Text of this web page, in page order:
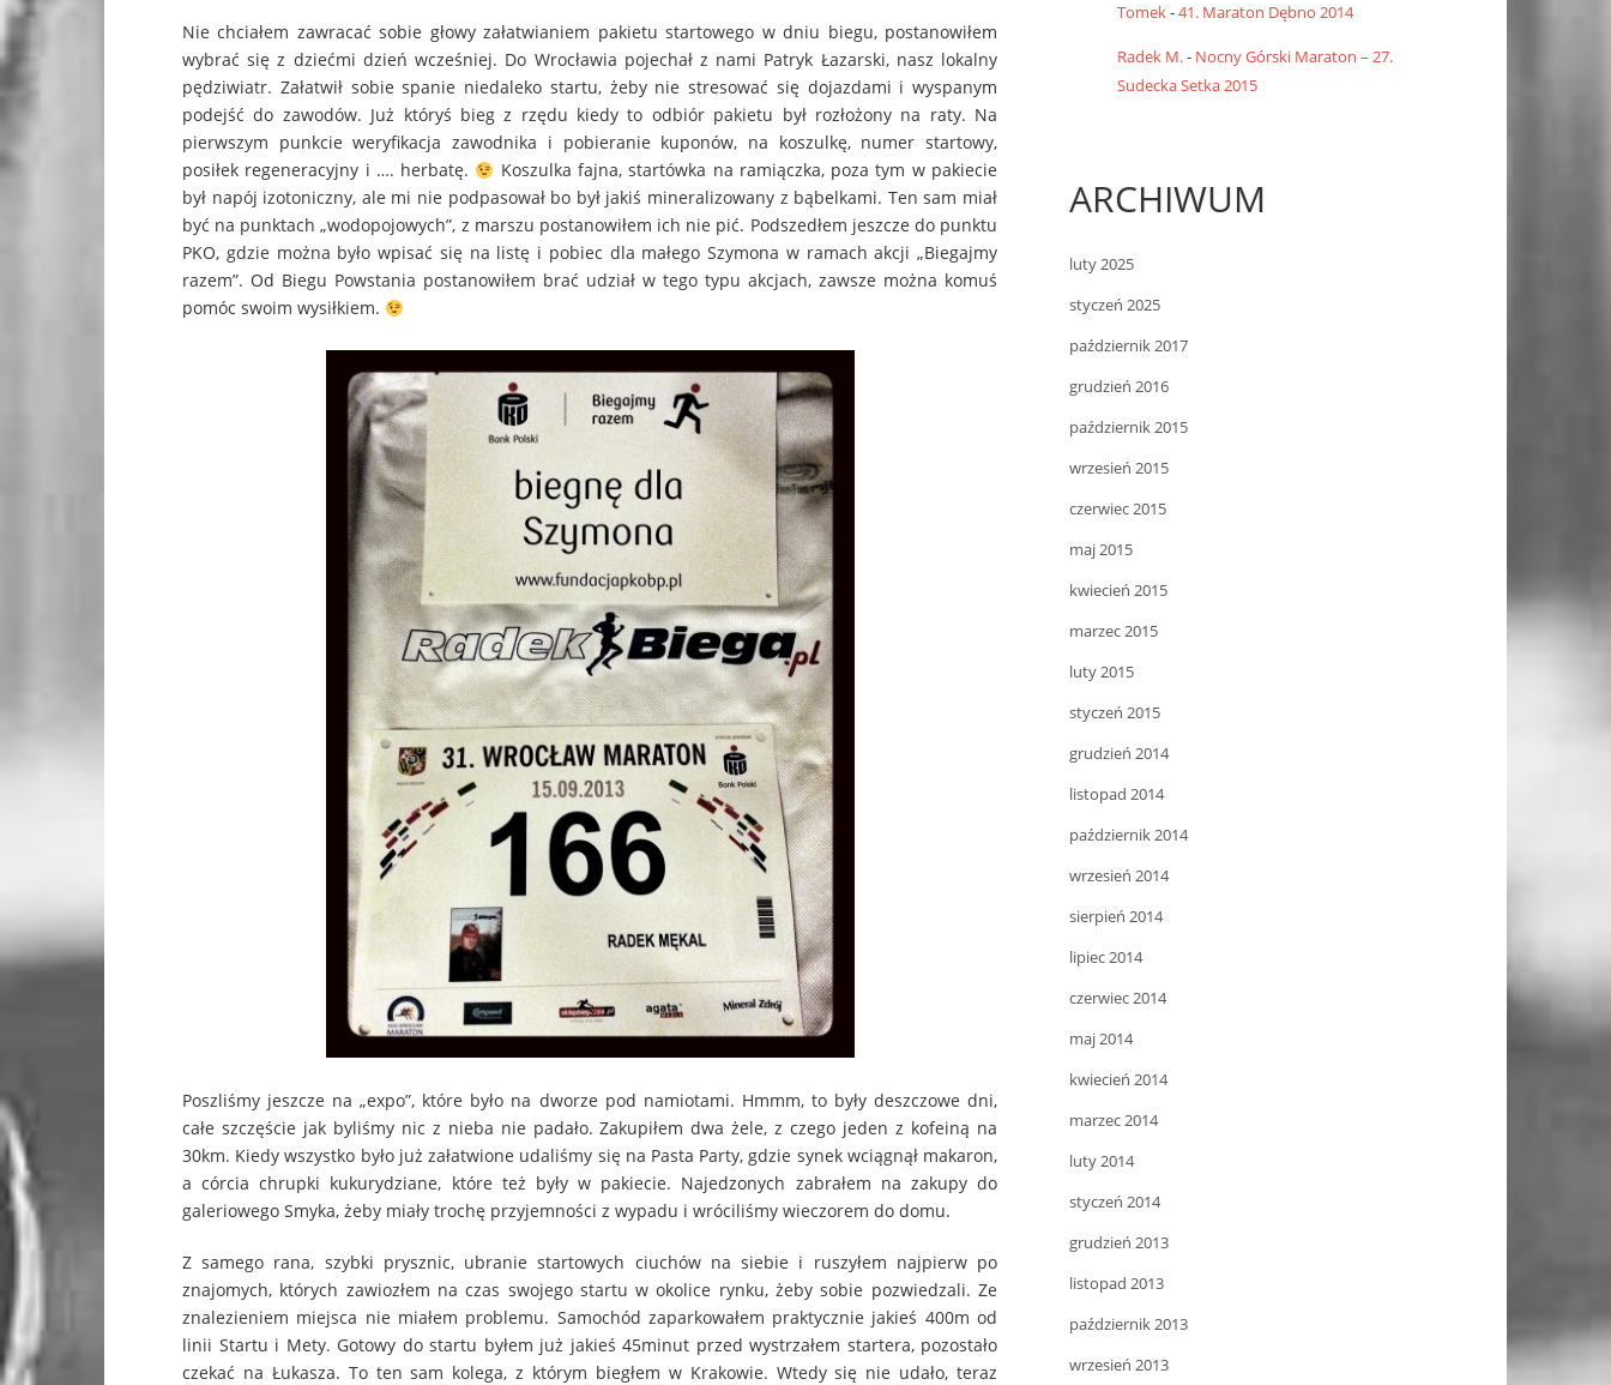
Nie chciałem zawracać sobie głowy załatwianiem pakietu startowego w dniu biegu, postanowiłem
wybrać się z dziećmi dzień wcześniej. Do Wrocławia pojechał z nami Patryk Łazarski, nasz lokalny
pędziwiatr. Załatwił sobie spanie niedaleko startu, żeby nie stresować się dojazdami i wyspanym
podejść do zawodów. Już któryś bieg z rzędu kiedy to odbiór pakietu był rozłożony na raty. Na
pierwszym punkcie weryfikacja zawodnika i pobieranie kuponów, na koszulkę, numer startowy,
posiłek regeneracyjny i …. herbatę.
Koszulka fajna, startówka na ramiączka, poza tym w pakiecie
był napój izotoniczny, ale mi nie podpasował bo był jakiś mineralizowany z bąbelkami. Ten sam miał
być na punktach „wodopojowych”, z marszu postanowiłem ich nie pić. Podszedłem jeszcze do punktu
PKO, gdzie można było wpisać się na listę i pobiec dla małego Szymona w ramach akcji „Biegajmy
razem”. Od Biegu Powstania postanowiłem brać udział w tego typu akcjach, zawsze można komuś
pomóc swoim wysiłkiem.
Poszliśmy jeszcze na „expo”, które było na dworze pod namiotami. Hmmm, to były deszczowe dni,
całe szczęście jak byliśmy nic z nieba nie padało. Zakupiłem dwa żele, z czego jeden z kofeiną na
30km. Kiedy wszystko było już załatwione udaliśmy się na Pasta Party, gdzie synek wciągnął makaron,
a córcia chrupki kukurydziane, które też były w pakiecie. Najedzonych zabrałem na zakupy do
galeriowego Smyka, żeby miały trochę przyjemności z wypadu i wróciliśmy wieczorem do domu.
Z samego rana, szybki prysznic, ubranie startowych ciuchów na siebie i ruszyłem najpierw po
znajomych, których zawiozłem na czas swojego startu w okolice rynku, żeby sobie pozwiedzali. Ze
znalezieniem miejsca nie miałem problemu. Samochód zaparkowałem praktycznie jakieś 400m od
linii Startu i Mety. Gotowy do startu byłem już jakieś 45minut przed wystrzałem startera, pozostało
czekać na Łukasza. To ten sam kolega, z którym biegłem w Krakowie. Wtedy się nie udało, teraz
Tomek-41. Maraton Dębno 2014
Radek M.- Nocny Górski Maraton – 27.
Sudecka Setka 2015
ARCHIWUM
luty 2025
styczeń 2025
październik 2017
grudzień 2016
październik 2015
wrzesień 2015
czerwiec 2015
maj 2015
kwiecień 2015
marzec 2015
luty 2015
styczeń 2015
grudzień 2014
listopad 2014
październik 2014
wrzesień 2014
sierpień 2014
lipiec 2014
czerwiec 2014
maj 2014
kwiecień 2014
marzec 2014
luty 2014
styczeń 2014
grudzień 2013
listopad 2013
październik 2013
wrzesień 2013